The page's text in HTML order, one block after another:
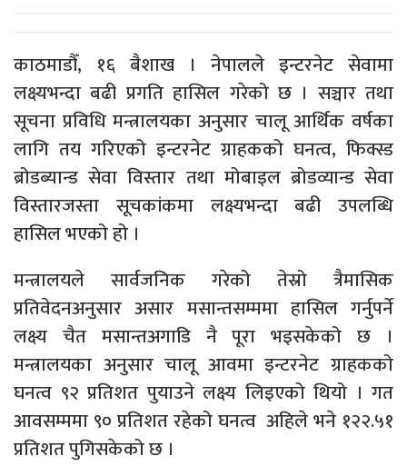
काठमाडौँ, १६ बैशाख । नेपालले इन्टरनेट सेवामा
लक्ष्यभन्दा बढी प्रगति हासिल गरेको छ । सञ्चार तथा
सूचना प्रविधि मन्त्रालयका अनुसार चालू आर्थिक वर्षका
लागि तय गरिएको इन्टरनेट ग्राहकको घनत्व, फिक्स्ड
ब्रोडब्यान्ड सेवा विस्तार तथा मोबाइल ब्रोडव्यान्ड सेवा
विस्तारजस्ता सूचकांकमा लक्ष्यभन्दा बढी उपलब्धि
हासिल भएको हो ।
मन्त्रालयले सार्वजनिक गरेको तेस्रो त्रैमासिक
प्रतिवेदनअनुसार असार मसान्तसम्ममा हासिल गर्नुपर्ने
लक्ष्य चैत मसान्तअगाडि नै पूरा भइसकेको छ ।
मन्त्रालयका अनुसार चालू आवमा इन्टरनेट ग्राहकको
घनत्व ९२ प्रतिशत पुयाउने लक्ष्य लिइएको थियो । गत
आवसम्ममा ९० प्रतिशत रहेको घनत्व अहिले भने १२२.५१
प्रतिशत पुगिसकेको छ ।